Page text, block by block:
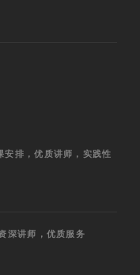
排，优质讲师，实践性
深讲师，优质服务